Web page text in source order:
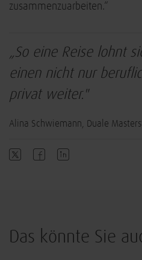
zusammenzuarbeiten.“
„So eine Reise lohnt
einen nicht nur
privat weiter."
Alina Schwiemann, Duale
Das könnte Sie